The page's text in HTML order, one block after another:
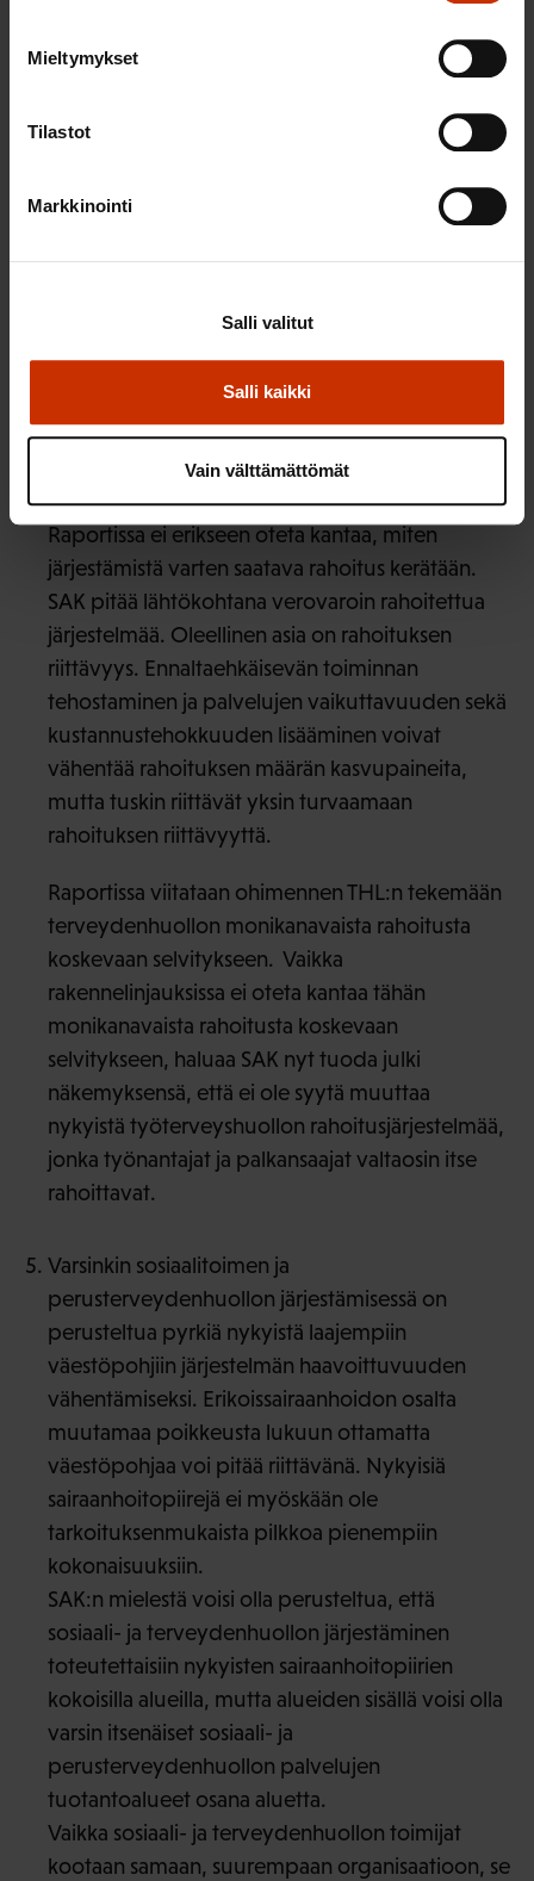
Mieltymykset
Tilastot
Markkinointi
Salli kaikki
Salli valitut
Vain välttämättömät
ettei sosiaalihuolto, perusterveydenhuolto tai
dominoivaa asemaa muiden sektoreiden
kustannuksella. Pahimmillaan tämä voi johtaa
suuntaamiseen. Tämän vuoksi jo mahdollisen
kokeilun aikana on huolehdittava selkeän
SAK kannattaa sosiaali- ja terveydenhuollon
huomioimista kaikessa päätöksenteossa.
SAK näkee toivottavaksi, että rahoitus- ja
järjestämisvastuu ovat samassa organisaatiossa.
Raportissa ei erikseen oteta kantaa, miten
järjestämistä varten saatava rahoitus kerätään.
SAK pitää lähtökohtana verovaroin rahoitettua
järjestelmää. Oleellinen asia on rahoituksen
riittävyys. Ennaltaehkäisevän toiminnan
tehostaminen ja palvelujen vaikuttavuuden sekä
kustannustehokkuuden lisääminen voivat
vähentää rahoituksen määrän kasvupaineita,
mutta tuskin riittävät yksin turvaamaan
rahoituksen riittävyyttä.
Raportissa viitataan ohimennen THL:n tekemään
terveydenhuollon monikanavaista rahoitusta
koskevaan selvitykseen. Vaikka
rakennelinjauksissa ei oteta kantaa tähän
monikanavaista rahoitusta koskevaan
selvitykseen, haluaa SAK nyt tuoda julki
näkemyksensä, että ei ole syytä muuttaa
nykyistä työterveyshuollon rahoitusjärjestelmää,
jonka työnantajat ja palkansaajat valtaosin itse
rahoittavat.
Varsinkin sosiaalitoimen ja
perusterveydenhuollon järjestämisessä on
perusteltua pyrkiä nykyistä laajempiin
väestöpohjiin järjestelmän haavoittuvuuden
vähentämiseksi. Erikoissairaanhoidon osalta
muutamaa poikkeusta lukuun ottamatta
väestöpohjaa voi pitää riittävänä. Nykyisiä
sairaanhoitopiirejä ei myöskään ole
tarkoituksenmukaista pilkkoa pienempiin
kokonaisuuksiin.
SAK:n mielestä voisi olla perusteltua, että
sosiaali- ja terveydenhuollon järjestäminen
toteutettaisiin nykyisten sairaanhoitopiirien
kokoisilla alueilla, mutta alueiden sisällä voisi olla
varsin itsenäiset sosiaali- ja
perusterveydenhuollon palvelujen
tuotantoalueet osana aluetta.
Vaikka sosiaali- ja terveydenhuollon toimijat
kootaan samaan, suurempaan organisaatioon, se